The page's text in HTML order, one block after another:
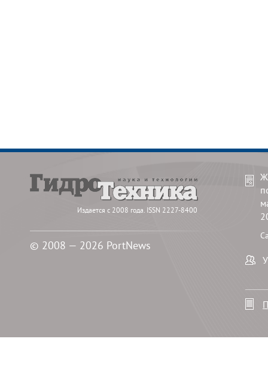
Издается с 2008 года. ISSN 2227-8400
© 2008 — 2026 PortNews